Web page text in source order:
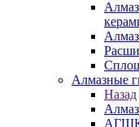
Алмазные
Назад
АГШК